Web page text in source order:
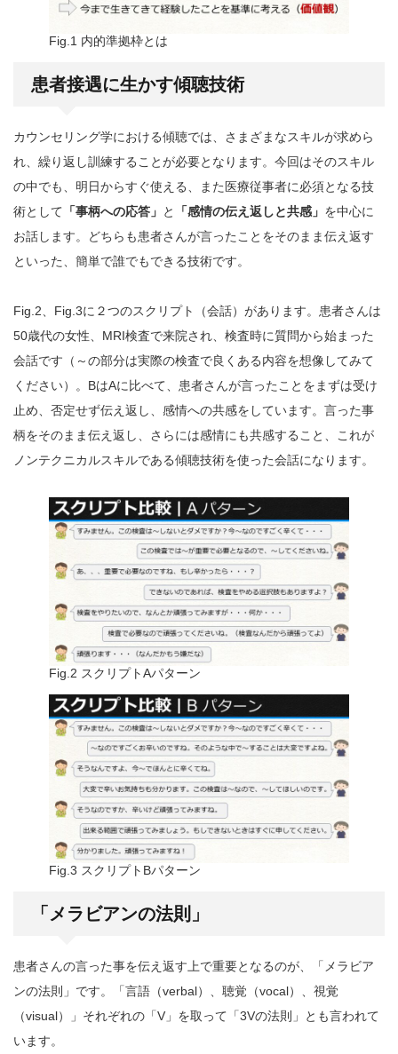
Fig.1 内的準拠枠とは
患者接遇に生かす傾聴技術
カウンセリング学における傾聴では、さまざまなスキルが求めら
れ、繰り返し訓練することが必要となります。今回はそのスキル
の中でも、明日からすぐ使える、また医療従事者に必須となる技
術として 「事柄への応答」 と 「感情の伝え返しと共感」 を中心に
お話します。どちらも患者さんが言ったことをそのまま伝え返す
といった、簡単で誰でもできる技術です。
Fig.2、Fig.3に２つのスクリプト（会話）があります。患者さんは
50歳代の女性、MRI検査で来院され、検査時に質問から始まった
会話です（～の部分は実際の検査で良くある内容を想像してみて
ください）。BはAに比べて、患者さんが言ったことをまずは受け
止め、否定せず伝え返し、感情への共感をしています。言った事
柄をそのまま伝え返し、さらには感情にも共感すること、これが
ノンテクニカルスキルである傾聴技術を使った会話になります。
Fig.2 スクリプトAパターン
Fig.3 スクリプトBパターン
「メラビアンの法則」
患者さんの言った事を伝え返す上で重要となるのが、「メラビア
ンの法則」です。「言語（verbal）、聴覚（vocal）、視覚
（visual）」それぞれの「V」を取って「3Vの法則」とも言われて
います。